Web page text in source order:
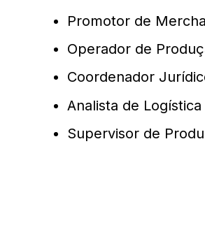
Promotor de
Operador de
Coordenador
Analista de Logística
Supervisor de